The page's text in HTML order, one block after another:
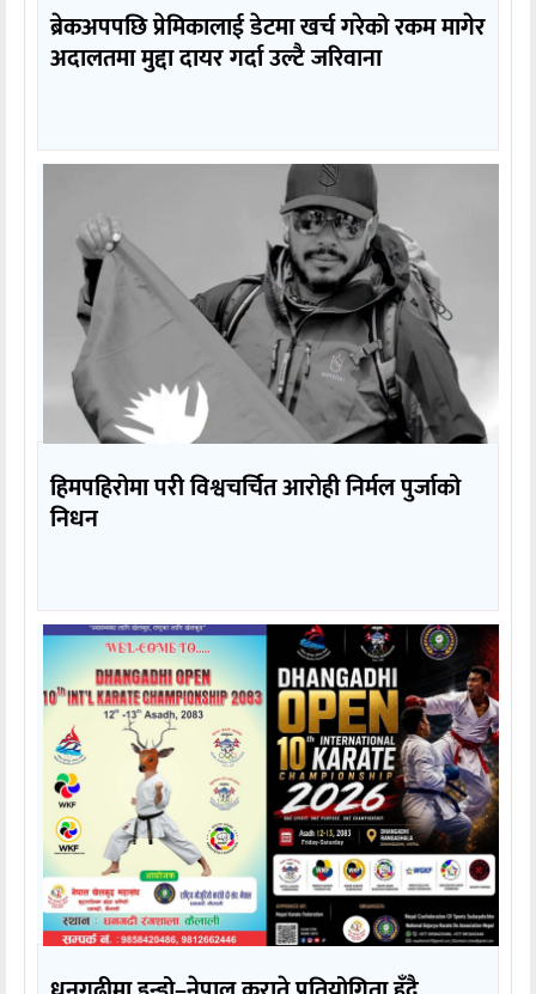
ब्रेकअपपछि प्रेमिकालाई डेटमा खर्च गरेको रकम मागेर
अदालतमा मुद्दा दायर गर्दा उल्टै जरिवाना
हिमपहिरोमा परी विश्वचर्चित आरोही निर्मल पुर्जाको
निधन